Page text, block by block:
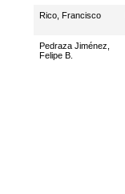
Rico, Francisco
Pedraza Jiménez,
Felipe B.